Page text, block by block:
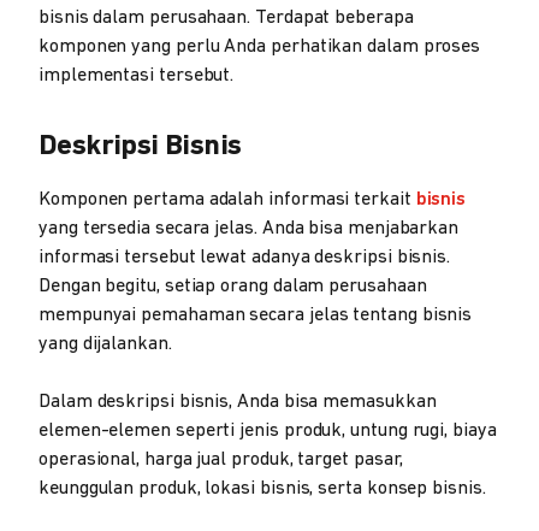
bisnis dalam perusahaan. Terdapat beberapa
komponen yang perlu Anda perhatikan dalam proses
implementasi tersebut.
Deskripsi Bisnis
Komponen pertama adalah informasi terkait bisnis
yang tersedia secara jelas. Anda bisa menjabarkan
informasi tersebut lewat adanya deskripsi bisnis.
Dengan begitu, setiap orang dalam perusahaan
mempunyai pemahaman secara jelas tentang bisnis
yang dijalankan.
Dalam deskripsi bisnis, Anda bisa memasukkan
elemen-elemen seperti jenis produk, untung rugi, biaya
operasional, harga jual produk, target pasar,
keunggulan produk, lokasi bisnis, serta konsep bisnis.